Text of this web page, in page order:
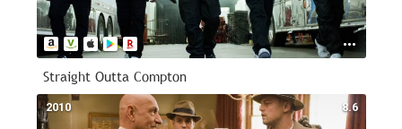
Straight Outta Compton
8.6
2010